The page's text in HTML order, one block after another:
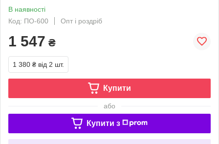
В наявності
Код: ПО-600
Опт і роздріб
1 547 ₴
1 380 ₴ від 2 шт.
Купити
або
Купити з